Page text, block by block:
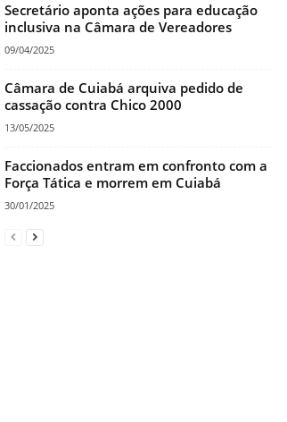
Secretário aponta ações para educação
inclusiva na Câmara de Vereadores
09/04/2025
Câmara de Cuiabá arquiva pedido de
cassação contra Chico 2000
13/05/2025
Faccionados entram em confronto com a
Força Tática e morrem em Cuiabá
30/01/2025